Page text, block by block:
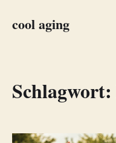
cool aging
Schlagwort: